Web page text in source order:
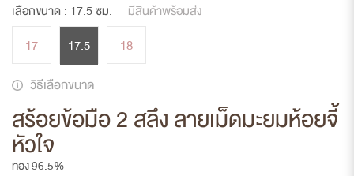
สร้อยข้อมือ 2 สลึง ลายเม็ดมะยมห้อยจี้
หัวใจ
ทอง 96.5%
เลือกขนาด : 17.5ซม. มีสินค้าพร้อมส่ง
17 17.5
18
วิธีเลือกขนาด